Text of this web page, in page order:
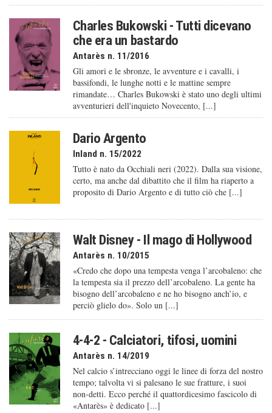
Charles Bukowski - Tutti dicevano
che era un bastardo
Antarès n. 11/2016
Gli amori e le sbronze, le avventure e i cavalli, i
bassifondi, le lunghe notti e le mattine sempre
rimandate… Charles Bukowski è stato uno degli ultimi
avventurieri dell'inquieto Novecento, [...]
Dario Argento
Inland n. 15/2022
Tutto è nato da Occhiali neri (2022). Dalla sua visione,
certo, ma anche dal dibattito che il film ha riaperto a
proposito di Dario Argento e di tutto ciò che [...]
Walt Disney - Il mago di Hollywood
Antarès n. 10/2015
«Credo che dopo una tempesta venga l’arcobaleno: che
la tempesta sia il prezzo dell’arcobaleno. La gente ha
bisogno dell’arcobaleno e ne ho bisogno anch’io, e
perciò glielo do». Solo un [...]
4-4-2 - Calciatori, tifosi, uomini
Antarès n. 14/2019
Nel calcio s’intrecciano oggi le linee di forza del nostro
tempo; talvolta vi si palesano le sue fratture, i suoi
non-detti. Ecco perché il quattordicesimo fascicolo di
«Antarès» è dedicato [...]